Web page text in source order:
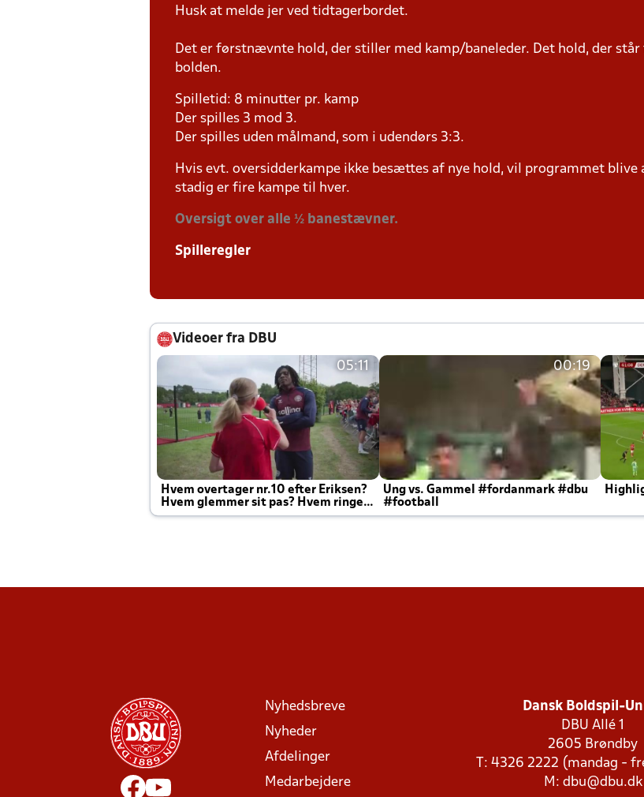
Husk at melde jer ved tidtagerbordet.
Det er førstnævnte hold, der stiller med kamp/baneleder. Det hold, der
bolden.
Spilletid: 8 minutter pr. kamp
Der spilles 3 mod 3.
Der spilles uden målmand, som i udendørs 3:3.
Hvis evt. oversidderkampe ikke besættes af nye hold, vil programmet
stadig er fire kampe til hver.
Oversigt over alle ½ banestævner.
Spilleregler
Videoer fra DBU
05:11
Hvem overtager nr.10 efter Eriksen?
Hvem glemmer sit pas? Hvem ringer
Joachim altid til efter kampe?
00:19
Ung vs. Gammel #fordanmark #dbu
#football
Nyhedsbreve
Nyheder
Afdelinger
Medarbejdere
Dansk Boldspil-
DBU Allé 1
2605 Brøndby
T: 4326 2222 (mandag -
M: dbu@dbu.dk